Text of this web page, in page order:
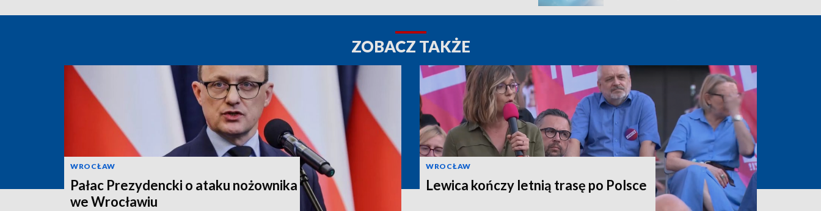
ZOBACZ TAKŻE
WROCŁAW
Pałac Prezydencki o ataku nożownika
we Wrocławiu
WROCŁAW
Lewica kończy letnią trasę po Polsce